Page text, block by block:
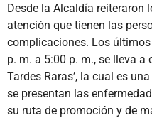
Desde la Alcaldía reiteraron
atención que tienen las
complicaciones. Los
p. m. a 5:00 p. m., se lleva a
Tardes Raras’, la cual es
se presentan las
su ruta de promoción y de